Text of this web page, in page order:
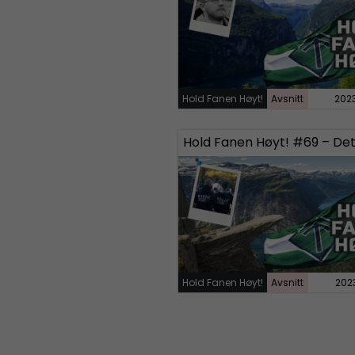
Hold Fanen Høyt! Avsnitt
Hold Fanen Høyt! Avsnitt